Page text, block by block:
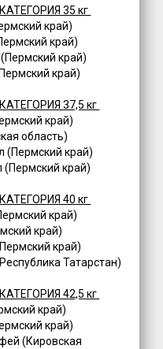
35 кг
край)
край)
край)
край)
37,5 кг
край)
область)
(Пермский край)
край)
40 кг
край)
край)
край)
Татарстан)
42,5 кг
край)
край)
(Кировская